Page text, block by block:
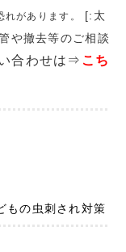
もの虫刺され対策
があります。
[:太
や撤去等のご相談
合わせは⇒ こち